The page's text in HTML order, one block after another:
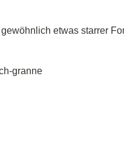
etwas starrer